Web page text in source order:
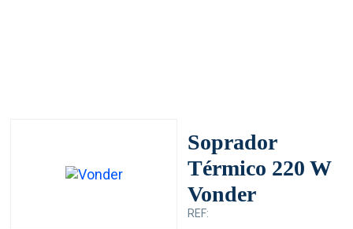
Soprador
Térmico 220 W
Vonder
REF: